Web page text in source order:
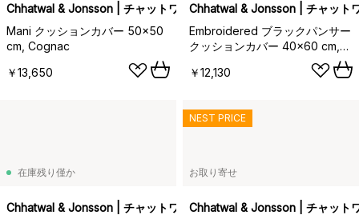
Chhatwal & Jonsson | チャットワル＆ヨンソン
Mani クッションカバー 50x50
cm, Cognac
￥13,650
Chhatwal & Jonsson | チャット
Embroidered ブラックパンサー
クッションカバー 40x60 cm,
￥12,130
在庫残り僅か
Chhatwal & Jonsson | チャットワル＆ヨンソン
お取り寄せ
Chhatwal & Jonsson | チャット
NEST PRICE